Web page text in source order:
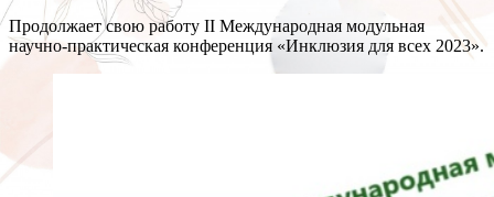
Продолжает свою работу II Международная модульная
научно-практическая конференция «Инклюзия для всех 2023».